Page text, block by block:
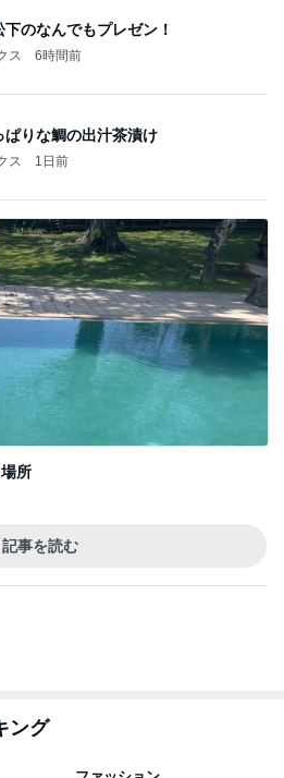
下のなんでもプレゼン！
ス 6時間前
ぱりな鯛の出汁茶漬け
ス 1日前
所
記事を読む
ング